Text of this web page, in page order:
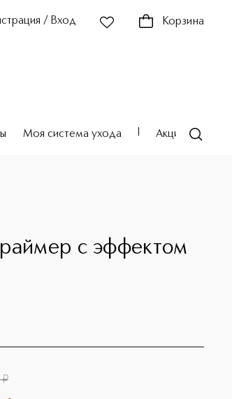
/ Вход Корзина
Моя система ухода Акции
с эффектом
¤